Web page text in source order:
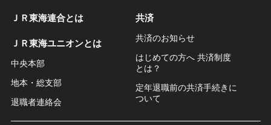
ＪＲ東海連合とは
ＪＲ東海ユニオンとは
中央本部
地本・総支部
退職者連絡会
共済
共済のお知らせ
はじめての方へ 共済制度
とは？
定年退職前の共済手続きに
ついて